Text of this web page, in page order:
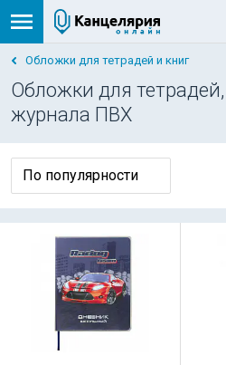
Обложки для тетрадей и книг
Обложки для тетрадей,
журнала ПВХ